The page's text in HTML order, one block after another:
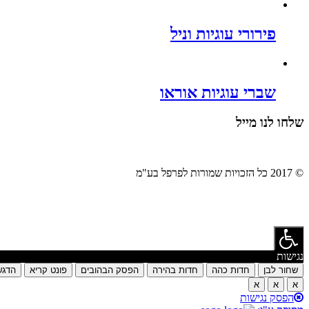
פירורי עוגיות וניל
שברי עוגיות אוראו
שלחו לנו מייל
© 2017 כל הזכויות שמורות לפרפל בע"מ
נגישות
שחור לבן חדות כהה חדות בהירה הפסק הבהובים פונט קריא
א
א א
הפסק נגישות